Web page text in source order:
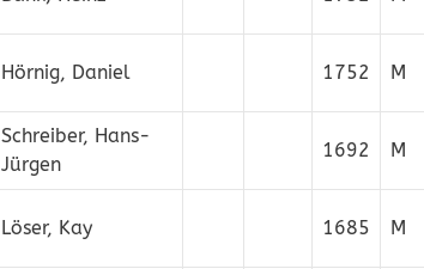
Hörnig, Daniel 1752 M
Schreiber, Hans-
Jürgen
1692 M
Löser, Kay 1685 M